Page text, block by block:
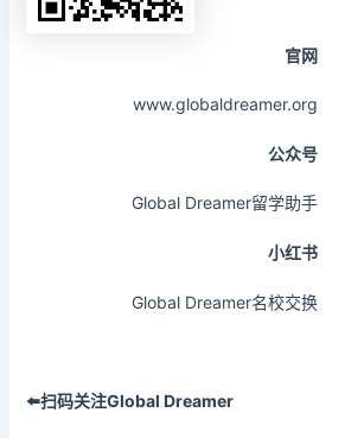
官网
www.globaldreamer.org
公众号
Global Dreamer留学助手
小红书
Global Dreamer名校交换
⬅️扫码关注Global Dreamer